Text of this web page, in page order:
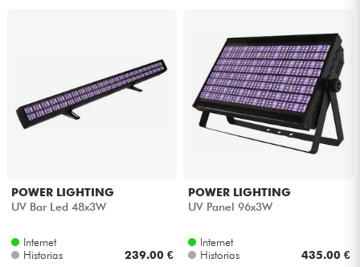
Batería y percusión
Violines y cuarteto
POWER LIGHTING
UV Bar Led 48x3W
Internet
Historias
239.00 €
POWER LIGHTING
UV Panel 96x3W
Internet
Historias
435.00 €